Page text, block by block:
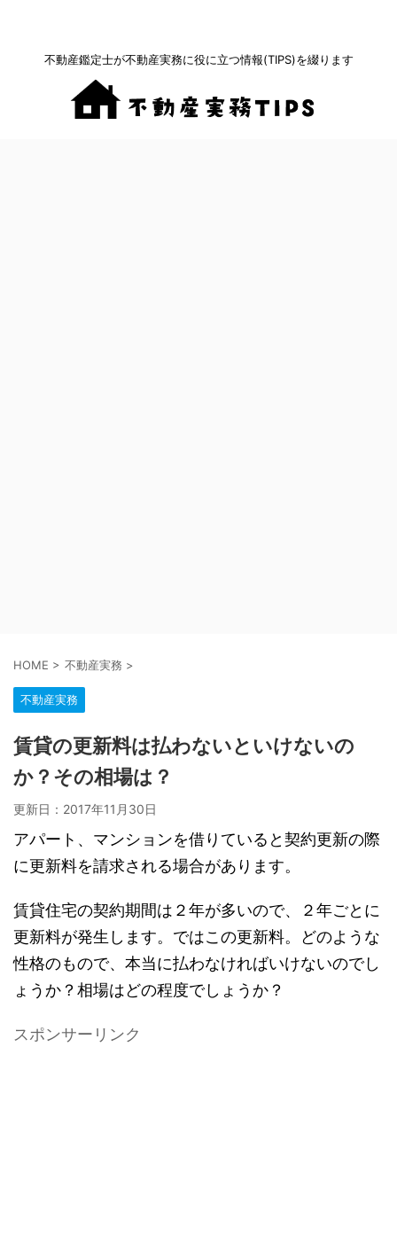
不動産鑑定士が不動産実務に役に立つ情報(TIPS)を綴ります
HOME > 不動産実務 >
不動産実務
賃貸の更新料は払わないといけないの
か？その相場は？
更新日： 2017年11月30日
アパート、マンションを借りていると契約更新の際
に更新料を請求される場合があります。
賃貸住宅の契約期間は２年が多いので、２年ごとに
更新料が発生します。ではこの更新料。どのような
性格のもので、本当に払わなければいけないのでし
ょうか？相場はどの程度でしょうか？
スポンサーリンク